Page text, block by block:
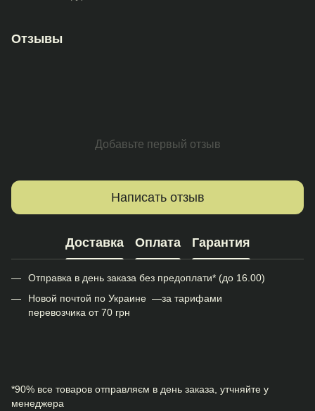
Отзывы
Добавьте первый отзыв
Написать отзыв
Доставка Оплата Гарантия
Отправка в день заказа без предоплати* (до 16.00)
Новой почтой по Украине —за тарифами
перевозчика от 70 грн
*90% все товаров отправляєм в день заказа, утчняйте у
менеджера